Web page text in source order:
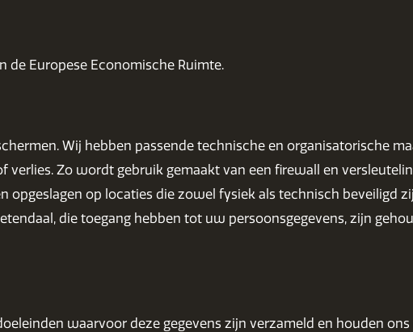
de Europese Economische Ruimte.
Wij hebben passende technische en organisatorische
Zo wordt gebruik gemaakt van een firewall en
op locaties die zowel fysiek als technisch beveiligd
die toegang hebben tot uw persoonsgegevens, zijn
waarvoor deze gegevens zijn verzameld en houden